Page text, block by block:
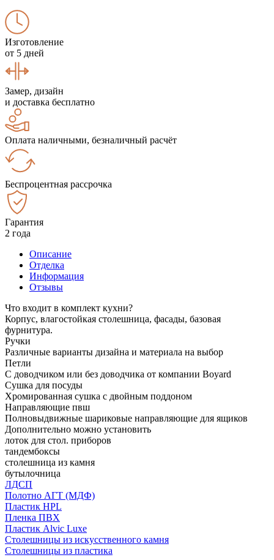
Изготовление
от 5 дней
Замер, дизайн
и доставка бесплатно
Оплата наличными, безналичный расчёт
Беспроцентная рассрочка
Гарантия
2 года
Описание
Отделка
Информация
Отзывы
Что входит в комплект кухни?
Корпус, влагостойкая столешница, фасады, базовая
фурнитура.
Ручки
Различные варианты дизайна и материала на выбор
Петли
С доводчиком или без доводчика от компании Boyard
Сушка для посуды
Хромированная сушка с двойным поддоном
Направляющие пвш
Полновыдвижные шариковые направляющие для ящиков
Дополнительно можно установить
лоток для стол. приборов
тандембоксы
столешница из камня
бутылочница
ЛДСП
Полотно АГТ (МДФ)
Пластик HPL
Пленка ПВХ
Пластик Alvic Luxe
Столешницы из искусственного камня
Столешницы из пластика